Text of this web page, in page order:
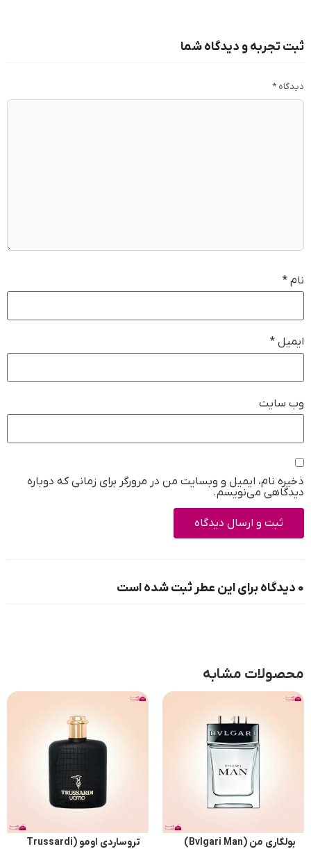
ثبت تجربه و دیدگاه شما
دیدگاه *
نام *
ایمیل *
وب‌ سایت
ذخیره نام، ایمیل و وبسایت من در مرورگر برای زمانی که دوباره
دیدگاهی می‌نویسم.
0 دیدگاه برای این عطر ثبت شده است
محصولات مشابه
بولگاری من (Bvlgari Man)
تروساردی اومو (Trussardi